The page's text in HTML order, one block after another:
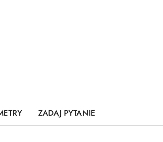
ZADAJ PYTANIE